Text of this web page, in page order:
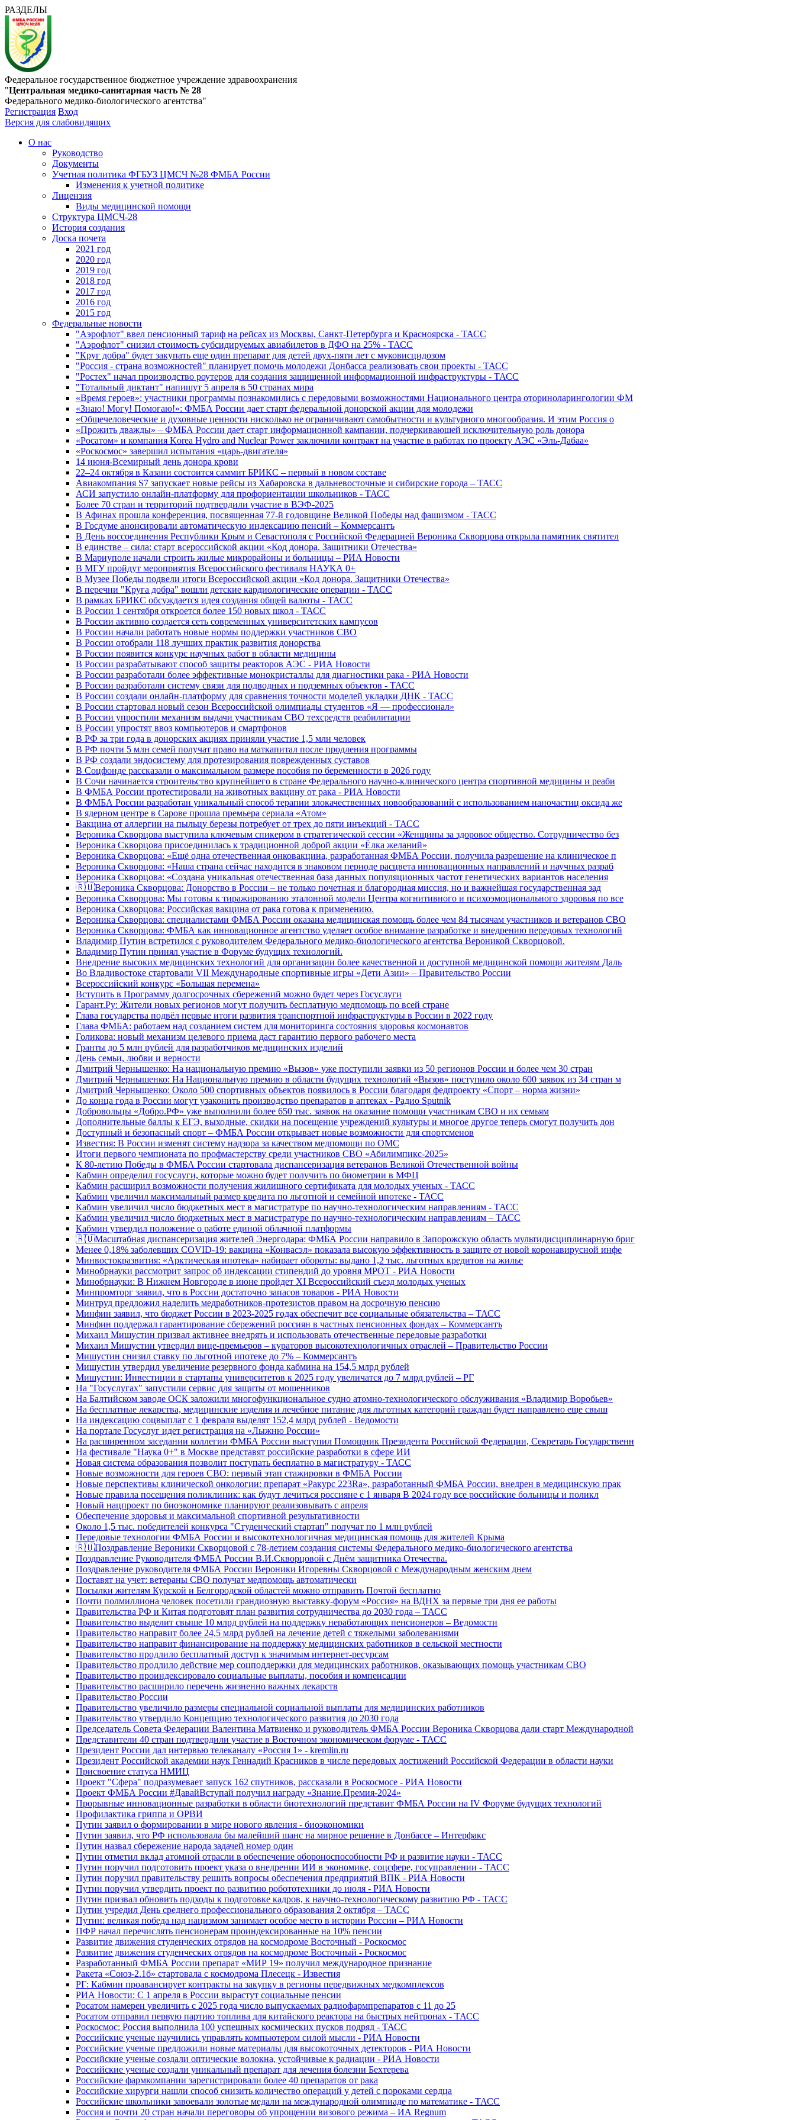
РАЗДЕЛЫ
Федеральное государственное бюджетное учреждение здравоохранения
"Центральная медико-санитарная часть № 28
Федерального медико-биологического агентства"
Регистрация Вход
Версия для слабовидящих
О нас
Руководство
Документы
Учетная политика ФГБУЗ ЦМСЧ №28 ФМБА России
Изменения к учетной политике
Лицензия
Виды медицинской помощи
Структура ЦМСЧ-28
История создания
Доска почета
2021 год
2020 год
2019 год
2018 год
2017 год
2016 год
2015 год
Федеральные новости
"Аэрофлот" ввел пенсионный тариф на рейсах из Москвы, Санкт-Петербурга и Красноярска - ТАСС
"Аэрофлот" снизил стоимость субсидируемых авиабилетов в ДФО на 25% - ТАСС
"Круг добра" будет закупать еще один препарат для детей двух-пяти лет с муковисцидозом
"Россия - страна возможностей" планирует помочь молодежи Донбасса реализовать свои проекты - ТАСС
"Ростех" начал производство роутеров для создания защищенной информационной инфраструктуры - ТАСС
"Тотальный диктант" напишут 5 апреля в 50 странах мира
«Время героев»: участники программы познакомились с передовыми возможностями Национального центра оториноларингологии ФМ
«Знаю! Могу! Помогаю!»: ФМБА России дает старт федеральной донорской акции для молодежи
«Общечеловеческие и духовные ценности нисколько не ограничивают самобытности и культурного многообразия. И этим Россия о
«Прожить дважды» – ФМБА России дает старт информационной кампании, подчеркивающей исключительную роль донора
«Росатом» и компания Korea Hydro and Nuclear Power заключили контракт на участие в работах по проекту АЭС «Эль-Дабаа»
«Роскосмос» завершил испытания «царь-двигателя»
14 июня-Всемирный день донора крови
22–24 октября в Казани состоится саммит БРИКС – первый в новом составе
Авиакомпания S7 запускает новые рейсы из Хабаровска в дальневосточные и сибирские города – ТАСС
АСИ запустило онлайн-платформу для профориентации школьников - ТАСС
Более 70 стран и территорий подтвердили участие в ВЭФ-2025
В Афинах прошла конференция, посвященная 77-й годовщине Великой Победы над фашизмом - ТАСС
В Госдуме анонсировали автоматическую индексацию пенсий – Коммерсантъ
В День воссоединения Республики Крым и Севастополя с Российской Федерацией Вероника Скворцова открыла памятник святител
В единстве – сила: старт всероссийской акции «Код донора. Защитники Отечества»
В Мариуполе начали строить жилые микрорайоны и больницы – РИА Новости
В МГУ пройдут мероприятия Всероссийского фестиваля НАУКА 0+
В Музее Победы подвели итоги Всероссийской акции «Код донора. Защитники Отечества»
В перечни "Круга добра" вошли детские кардиологические операции - ТАСС
В рамках БРИКС обсуждается идея создания общей валюты - ТАСС
В России 1 сентября откроется более 150 новых школ - ТАСС
В России активно создается сеть современных университетских кампусов
В России начали работать новые нормы поддержки участников СВО
В России отобрали 118 лучших практик развития донорства
В России появится конкурс научных работ в области медицины
В России разрабатывают способ защиты реакторов АЭС - РИА Новости
В России разработали более эффективные монокристаллы для диагностики рака - РИА Новости
В России разработали систему связи для подводных и подземных объектов - ТАСС
В России создали онлайн-платформу для сравнения точности моделей укладки ДНК - ТАСС
В России стартовал новый сезон Всероссийской олимпиады студентов «Я — профессионал»
В России упростили механизм выдачи участникам СВО техсредств реабилитации
В России упростят ввоз компьютеров и смартфонов
В РФ за три года в донорских акциях приняли участие 1,5 млн человек
В РФ почти 5 млн семей получат право на маткапитал после продления программы
В РФ создали эндосистему для протезирования поврежденных суставов
В Соцфонде рассказали о максимальном размере пособия по беременности в 2026 году
В Сочи начинается строительство крупнейшего в стране Федерального научно-клинического центра спортивной медицины и реаби
В ФМБА России протестировали на животных вакцину от рака - РИА Новости
В ФМБА России разработан уникальный способ терапии злокачественных новообразований с использованием наночастиц оксида же
В ядерном центре в Сарове прошла премьера сериала «Атом»
Вакцина от аллергии на пыльцу березы потребует от трех до пяти инъекций - ТАСС
Вероника Скворцова выступила ключевым спикером в стратегической сессии «Женщины за здоровое общество. Сотрудничество без
Вероника Скворцова присоединилась к традиционной доброй акции «Ёлка желаний»
Вероника Скворцова: «Ещё одна отечественная онковакцина, разработанная ФМБА России, получила разрешение на клиническое п
Вероника Скворцова: «Наша страна сейчас находится в знаковом периоде расцвета инновационных направлений и научных разраб
Вероника Скворцова: «Создана уникальная отечественная база данных популяционных частот генетических вариантов населения
🇷🇺Вероника Скворцова: Донорство в России – не только почетная и благородная миссия, но и важнейшая государственная зад
Вероника Скворцова: Мы готовы к тиражированию эталонной модели Центра когнитивного и психоэмоционального здоровья по все
Вероника Скворцова: Российская вакцина от рака готова к применению.
Вероника Скворцова: специалистами ФМБА России оказана медицинская помощь более чем 84 тысячам участников и ветеранов СВО
Вероника Скворцова: ФМБА как инновационное агентство уделяет особое внимание разработке и внедрению передовых технологий
Владимир Путин встретился с руководителем Федерального медико-биологического агентства Вероникой Скворцовой.
Владимир Путин принял участие в Форуме будущих технологий.
Внедрение высоких медицинских технологий для организации более качественной и доступной медицинской помощи жителям Даль
Во Владивостоке стартовали VII Международные спортивные игры «Дети Азии» – Правительство России
Всероссийский конкурс «Большая перемена»
Вступить в Программу долгосрочных сбережений можно будет через Госуслуги
Гарант.Ру: Жители новых регионов могут получить бесплатную медпомощь по всей стране
Глава государства подвёл первые итоги развития транспортной инфраструктуры в России в 2022 году
Глава ФМБА: работаем над созданием систем для мониторинга состояния здоровья космонавтов
Голикова: новый механизм целевого приема даст гарантию первого рабочего места
Гранты до 5 млн рублей для разработчиков медицинских изделий
День семьи, любви и верности
Дмитрий Чернышенко: На национальную премию «Вызов» уже поступили заявки из 50 регионов России и более чем 30 стран
Дмитрий Чернышенко: На Национальную премию в области будущих технологий «Вызов» поступило около 600 заявок из 34 стран м
Дмитрий Чернышенко: Около 500 спортивных объектов появилось в России благодаря федпроекту «Спорт – норма жизни»
До конца года в России могут узаконить производство препаратов в аптеках - Радио Sputnik
Добровольцы «Добро.РФ» уже выполнили более 650 тыс. заявок на оказание помощи участникам СВО и их семьям
Дополнительные баллы к ЕГЭ, выходные, скидки на посещение учреждений культуры и многое другое теперь смогут получить дон
Доступный и безопасный спорт – ФМБА России открывает новые возможности для спортсменов
Известия: В России изменят систему надзора за качеством медпомощи по ОМС
Итоги первого чемпионата по профмастерству среди участников СВО «Абилимпикс-2025»
К 80-летию Победы в ФМБА России стартовала диспансеризация ветеранов Великой Отечественной войны
Кабмин определил госуслуги, которые можно будет получить по биометрии в МФЦ
Кабмин расширил возможности получения жилищного сертификата для молодых ученых - ТАСС
Кабмин увеличил максимальный размер кредита по льготной и семейной ипотеке - ТАСС
Кабмин увеличил число бюджетных мест в магистратуре по научно-технологическим направлениям - ТАСС
Кабмин увеличил число бюджетных мест в магистратуре по научно-технологическим направлениям – ТАСС
Кабмин утвердил положение о работе единой облачной платформы
🇷🇺Масштабная диспансеризация жителей Энергодара: ФМБА России направило в Запорожскую область мультидисциплинарную бриг
Менее 0,18% заболевших COVID-19: вакцина «Конвасэл» показала высокую эффективность в защите от новой коронавирусной инфе
Минвостокразвития: «Арктическая ипотека» набирает обороты: выдано 1,2 тыс. льготных кредитов на жилье
Минобрнауки рассмотрит запрос об индексации стипендий до уровня МРОТ - РИА Новости
Минобрнауки: В Нижнем Новгороде в июне пройдет XI Всероссийский съезд молодых ученых
Минпромторг заявил, что в России достаточно запасов товаров - РИА Новости
Минтруд предложил наделить медработников-протезистов правом на досрочную пенсию
Минфин заявил, что бюджет России в 2023-2025 годах обеспечит все социальные обязательства – ТАСС
Минфин поддержал гарантирование сбережений россиян в частных пенсионных фондах – Коммерсантъ
Михаил Мишустин призвал активнее внедрять и использовать отечественные передовые разработки
Михаил Мишустин утвердил вице-премьеров – кураторов высокотехнологичных отраслей – Правительство России
Мишустин снизил ставку по льготной ипотеке до 7% – Коммерсантъ
Мишустин утвердил увеличение резервного фонда кабмина на 154,5 млрд рублей
Мишустин: Инвестиции в стартапы университетов к 2025 году увеличатся до 7 млрд рублей – РГ
На "Госуслугах" запустили сервис для защиты от мошенников
На Балтийском заводе ОСК заложили многофункциональное судно атомно-технологического обслуживания «Владимир Воробьев»
На бесплатные лекарства, медицинские изделия и лечебное питание для льготных категорий граждан будет направлено еще свыш
На индексацию соцвыплат с 1 февраля выделят 152,4 млрд рублей - Ведомости
На портале Госуслуг идет регистрация на «Лыжню России»
На расширенном заседании коллегии ФМБА России выступил Помощник Президента Российской Федерации, Секретарь Государственн
На фестивале "Наука 0+" в Москве представят российские разработки в сфере ИИ
Новая система образования позволит поступать бесплатно в магистратуру - ТАСС
Новые возможности для героев СВО: первый этап стажировки в ФМБА России
Новые перспективы клинической онкологии: препарат «Ракурс 223Ra», разработанный ФМБА России, внедрен в медицинскую прак
Новые правила посещения поликлиник: как будут лечиться россияне с 1 января В 2024 году все российские больницы и поликл
Новый нацпроект по биоэкономике планируют реализовывать с апреля
Обеспечение здоровья и максимальной спортивной результативности
Около 1,5 тыс. победителей конкурса "Студенческий стартап" получат по 1 млн рублей
Передовые технологии ФМБА России и высокотехнологичная медицинская помощь для жителей Крыма
🇷🇺Поздравление Вероники Скворцовой с 78-летием создания системы Федерального медико-биологического агентства
Поздравление Руководителя ФМБА России В.И.Скворцовой с Днём защитника Отечества.
Поздравление руководителя ФМБА России Вероники Игоревны Скворцовой с Международным женским днем
Поставят на учет: ветераны СВО получат медпомощь автоматически
Посылки жителям Курской и Белгородской областей можно отправить Почтой бесплатно
Почти полмиллиона человек посетили грандиозную выставку-форум «Россия» на ВДНХ за первые три дня ее работы
Правительства РФ и Китая подготовят план развития сотрудничества до 2030 года – ТАСС
Правительство выделит свыше 10 млрд рублей на поддержку неработающих пенсионеров – Ведомости
Правительство направит более 24,5 млрд рублей на лечение детей с тяжелыми заболеваниями
Правительство направит финансирование на поддержку медицинских работников в сельской местности
Правительство продлило бесплатный доступ к значимым интернет-ресурсам
Правительство продлило действие мер соцподдержки для медицинских работников, оказывающих помощь участникам СВО
Правительство проиндексировало социальные выплаты, пособия и компенсации
Правительство расширило перечень жизненно важных лекарств
Правительство России
Правительство увеличило размеры специальной социальной выплаты для медицинских работников
Правительство утвердило Концепцию технологического развития до 2030 года
Председатель Совета Федерации Валентина Матвиенко и руководитель ФМБА России Вероника Скворцова дали старт Международной
Представители 40 стран подтвердили участие в Восточном экономическом форуме - ТАСС
Президент России дал интервью телеканалу «Россия 1» - kremlin.ru
Президент Российской академии наук Геннадий Красников в числе передовых достижений Российской Федерации в области науки
Присвоение статуса НМИЦ
Проект "Сфера" подразумевает запуск 162 спутников, рассказали в Роскосмосе - РИА Новости
Проект ФМБА России #ДавайВступай получил награду «Знание.Премия-2024»
Прорывные инновационные разработки в области биотехнологий представит ФМБА России на IV Форуме будущих технологий
Профилактика гриппа и ОРВИ
Путин заявил о формировании в мире нового явления - биоэкономики
Путин заявил, что РФ использовала бы малейший шанс на мирное решение в Донбассе – Интерфакс
Путин назвал сбережение народа задачей номер один
Путин отметил вклад атомной отрасли в обеспечение обороноспособности РФ и развитие науки - ТАСС
Путин поручил подготовить проект указа о внедрении ИИ в экономике, соцсфере, госуправлении - ТАСС
Путин поручил правительству решить вопросы обеспечения предприятий ВПК - РИА Новости
Путин поручил утвердить проект по развитию робототехники до июля - РИА Новости
Путин призвал обновить подходы к подготовке кадров, к научно-технологическому развитию РФ - ТАСС
Путин учредил День среднего профессионального образования 2 октября – ТАСС
Путин: великая победа над нацизмом занимает особое место в истории России – РИА Новости
ПФР начал перечислять пенсионерам проиндексированные на 10% пенсии
Развитие движения студенческих отрядов на космодроме Восточный - Роскосмос
Развитие движения студенческих отрядов на космодроме Восточный - Роскосмос
Разработанный ФМБА России препарат «МИР 19» получил международное признание
Ракета «Союз-2.1б» стартовала с космодрома Плесецк - Известия
РГ: Кабмин проавансирует контракты на закупку в регионы передвижных медкомплексов
РИА Новости: С 1 апреля в России вырастут социальные пенсии
Росатом намерен увеличить с 2025 года число выпускаемых радиофармпрепаратов с 11 до 25
Росатом отправил первую партию топлива для китайского реактора на быстрых нейтронах - ТАСС
Роскосмос: Россия выполнила 100 успешных космических пусков подряд - ТАСС
Российские ученые научились управлять компьютером силой мысли - РИА Новости
Российские ученые предложили новые материалы для высокоточных детекторов - РИА Новости
Российские ученые создали оптические волокна, устойчивые к радиации - РИА Новости
Российские ученые создали уникальный препарат для лечения болезни Бехтерева
Российские фармкомпании зарегистрировали более 40 препаратов от рака
Российские хирурги нашли способ снизить количество операций у детей с пороками сердца
Российские школьники завоевали золотые медали на международной олимпиаде по математике - ТАСС
Россия и почти 20 стран начали переговоры об упрощении визового режима – ИА Regnum